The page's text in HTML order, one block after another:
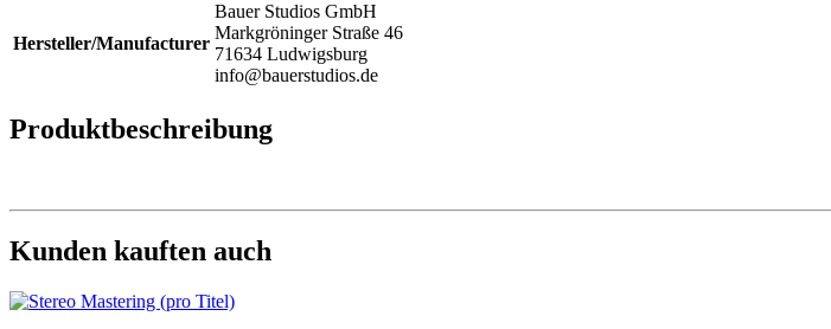
Hersteller/Manufacturer
Bauer Studios GmbH
Markgröninger Straße 46
71634 Ludwigsburg
info@bauerstudios.de
Produktbeschreibung
Kunden kauften auch